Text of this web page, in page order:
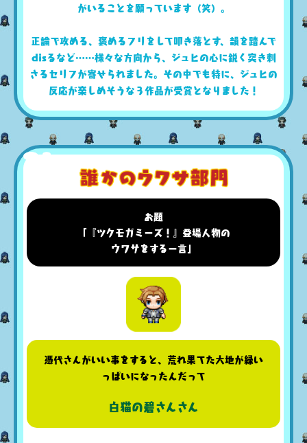
がいることを願っています（笑）。
正論で攻める、褒めるフリをして叩き落とす、韻を踏んで
disるなど……様々な方向から、ジュヒの心に鋭く突き刺
さるセリフが寄せられました。その中でも特に、ジュヒの
反応が楽しめそうな３作品が受賞となりました！
お題
「『ツクモガミーズ！』登場人物の
ウワサをする一言」
憑代さんがいい事をすると、荒れ果てた大地が緑い
っぱいになったんだって
白猫の碧さんさん